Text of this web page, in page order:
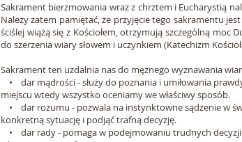
Sakrament bierzmowania wraz z chrztem i Eucharystią
Należy zatem pamiętać, że przyjęcie tego sakramentu
ściślej wiążą się z Kościołem, otrzymują szczególną
do szerzenia wiary słowem i uczynkiem (Katechizm
Sakrament ten uzdalnia nas do mężnego wyznawania
• dar mądrości - służy do poznania i umiłowania
miejscu wtedy wszystko oceniamy we właściwy sposób.
• dar rozumu - pozwala na instynktowne sądzenie w
konkretną sytuację i podjąć trafną decyzję.
• dar rady - pomaga w podejmowaniu trudnych decyzji